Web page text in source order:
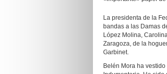
La presidenta de la
bandas a las Damas
López Molina,
Zaragoza, de la
Garbinet.
Belén Mora ha